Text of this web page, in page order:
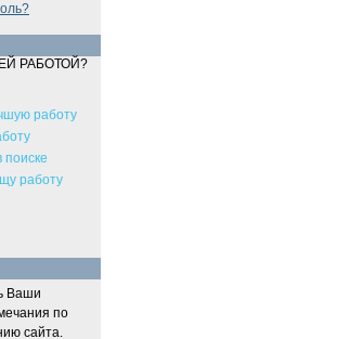
РАБОТОЙ?
работу
поиске
работу
Ваши
по
сайта.